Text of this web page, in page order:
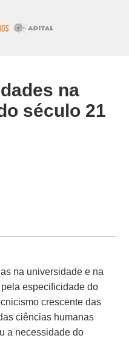
na
século 21
na universidade e na
especificidade do
crescente das
ciências humanas
a necessidade do